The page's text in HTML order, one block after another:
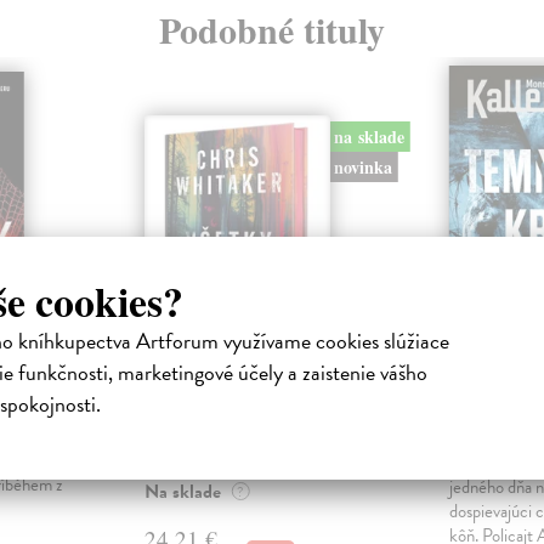
cookies?
kníhkupectva Artforum využívame cookies slúžiace
funkčnosti, marketingové účely a zaistenie vášho
Podobné tituly
z
na sklade
novinka
Všetky farby
Na sklade ?
jedného dňa
dospievajúci
kôň. Policajt